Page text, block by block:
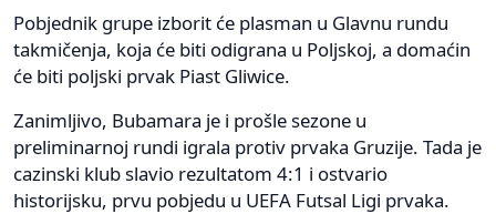
Pobjednik grupe izborit će plasman u Glavnu rundu
takmičenja, koja će biti odigrana u Poljskoj, a domaćin
će biti poljski prvak Piast Gliwice.
Zanimljivo, Bubamara je i prošle sezone u
preliminarnoj rundi igrala protiv prvaka Gruzije. Tada je
cazinski klub slavio rezultatom 4:1 i ostvario
historijsku, prvu pobjedu u UEFA Futsal Ligi prvaka.